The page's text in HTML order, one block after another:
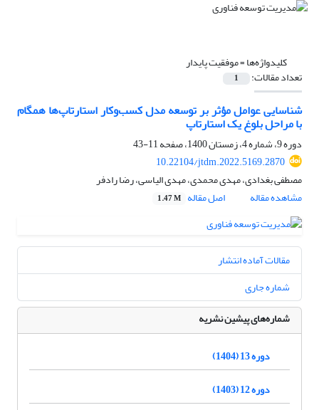
کلیدواژه‌ها =موفقیت پایدار
تعداد مقالات: 1
شناسایی عوامل مؤثر بر توسعه مدل کسب‌وکار استارتاپ‌ها همگام
با مراحل بلوغ یک استارتاپ
دوره 9، شماره 4، زمستان 1400، صفحه
11-43
10.22104/jtdm.2022.5169.2870
مصطفی بغدادی، مهدی محمدی، مهدی الیاسی، رضا رادفر
مشاهده مقاله
اصل مقاله 1.47 M
مقالات آماده انتشار
شماره جاری
شماره‌های پیشین نشریه
دوره 13 (1404)
دوره 12 (1403)